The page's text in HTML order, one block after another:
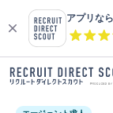
アプリな